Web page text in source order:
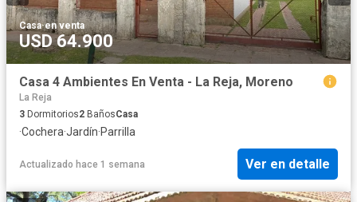
Casa·en venta
USD 64.900
Casa 4 Ambientes En Venta - La Reja, Moreno
La Reja
3 Dormitorios2 BañosCasa
·Cochera·Jardín·Parrilla
Actualizado hace 1 semana Ver en detalle